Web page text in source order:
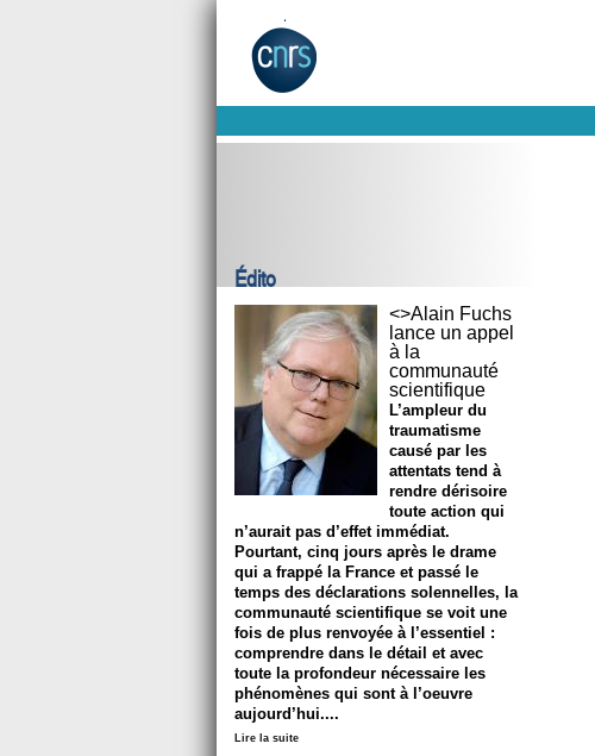
Édito
<>Alain Fuchs
lance un appel
à la
communauté
scientifique
L’ampleur du
traumatisme
causé par les
attentats tend à
rendre dérisoire
toute action qui
n’aurait pas d’effet immédiat.
Pourtant, cinq jours après le drame
qui a frappé la France et passé le
temps des déclarations solennelles, la
communauté scientifique se voit une
fois de plus renvoyée à l’essentiel :
comprendre dans le détail et avec
toute la profondeur nécessaire les
phénomènes qui sont à l’oeuvre
aujourd’hui....
Lire la suite